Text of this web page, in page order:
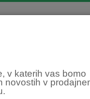
v katerih vas bomo
novostih v
Šifra: